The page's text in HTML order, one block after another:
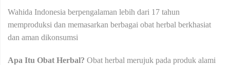
Wahida Indonesia berpengalaman lebih dari 17 tahun
memproduksi dan memasarkan berbagai obat herbal berkhasiat
dan aman dikonsumsi
Apa Itu Obat Herbal? Obat herbal merujuk pada produk alami